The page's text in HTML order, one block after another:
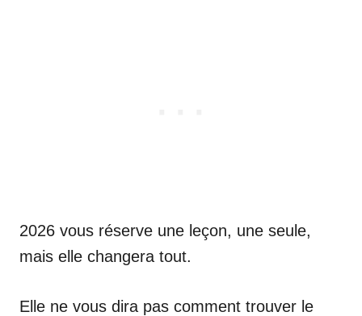
2026 vous réserve une leçon, une seule,
mais elle changera tout.
Elle ne vous dira pas comment trouver le